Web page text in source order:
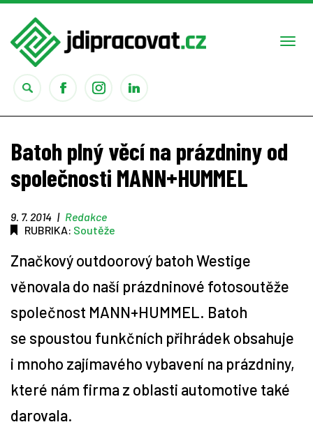
Seriály
Tipy
Časopis
Soutěže
Batoh plný věcí na prázdniny od
společnosti MANN+HUMMEL
9. 7. 2014 | Redakce
RUBRIKA: Soutěže
Značkový outdoorový batoh Westige
věnovala do naší prázdninové fotosoutěže
společnost MANN+HUMMEL. Batoh
se spoustou funkčních přihrádek obsahuje
i mnoho zajímavého vybavení na prázdniny,
které nám firma z oblasti automotive také
darovala.